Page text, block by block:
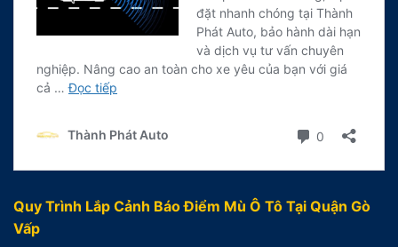
Quy Trình Lắp Cảnh Báo Điểm Mù Ô Tô Tại Quận Gò
Vấp